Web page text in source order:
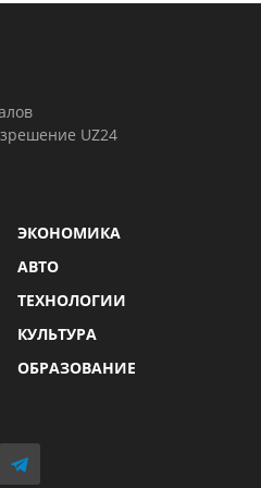
UZ24
ЭКОНОМИКА
АВТО
ТЕХНОЛОГИИ
КУЛЬТУРА
ОБРАЗОВАНИЕ